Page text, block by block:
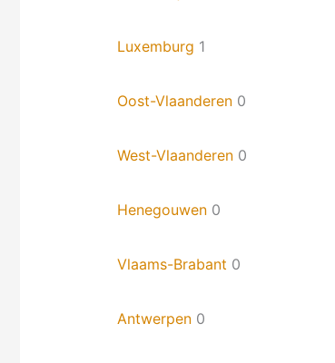
Luxemburg 1
Oost-Vlaanderen 0
West-Vlaanderen 0
Henegouwen 0
Vlaams-Brabant 0
Antwerpen 0